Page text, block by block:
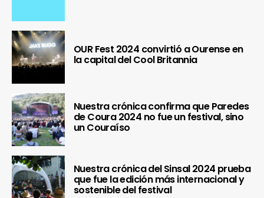
OUR Fest 2024 convirtió a Ourense en
la capital del Cool Britannia
Nuestra crónica confirma que Paredes
de Coura 2024 no fue un festival, sino
un Couraíso
Nuestra crónica del Sinsal 2024 prueba
que fue la edición más internacional y
sostenible del festival